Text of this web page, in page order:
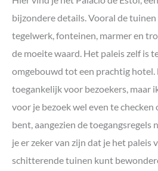
bijzondere details. Vooral de
tegelwerk, fonteinen, marmer en
de moeite waard. Het paleis zelf is
omgebouwd tot een prachtig hotel.
toegankelijk voor bezoekers, maar
voor je bezoek wel even te
bent, aangezien de toegangsregels
je er zeker van zijn dat je het paleis
schitterende tuinen kunt